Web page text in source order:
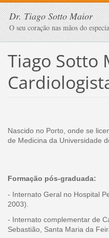
Dr. Tiago Sotto Maior
O seu coração nas mãos do
Tiago Sotto
Nascido no Porto, onde se
de Medicina da Universidade
Formação pós-graduada:
- Internato Geral no Hospital
2003).
- Internato complementar de
Sebastião, Santa Maria da